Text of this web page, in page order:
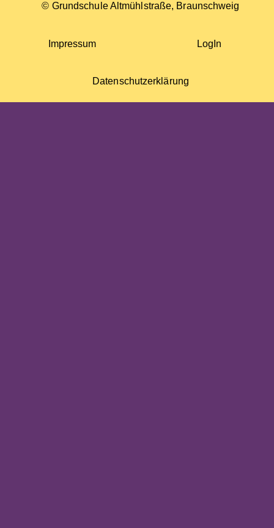
© Grundschule Altmühlstraße, Braunschweig
Impressum LogIn
Datenschutzerklärung